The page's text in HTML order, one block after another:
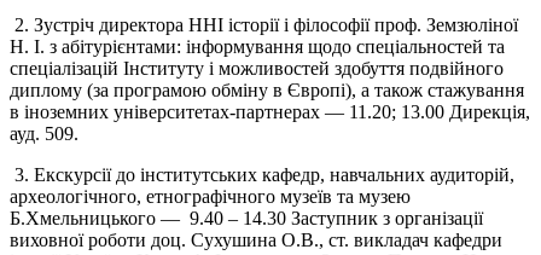
2. Зустріч директора ННІ історії і філософії проф. Земзюліної
Н. І. з абітурієнтами: інформування щодо спеціальностей та
спеціалізацій Інституту і можливостей здобуття подвійного
диплому (за програмою обміну в Європі), а також стажування
в іноземних університетах-партнерах — 11.20; 13.00 Дирекція,
ауд. 509.
3. Екскурсії до інститутських кафедр, навчальних аудиторій,
археологічного, етнографічного музеїв та музею
Б.Хмельницького — 9.40 – 14.30 Заступник з організації
виховної роботи доц. Сухушина О.В., ст. викладач кафедри